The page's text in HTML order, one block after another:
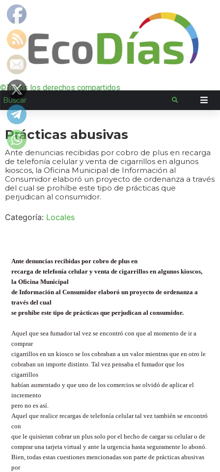
©Todos los derechos compartidos
Prácticas abusivas
Ante denuncias recibidas por cobro de plus en recarga
de telefonía celular y venta de cigarrillos en algunos
kioscos, la Oficina Municipal de Información al
Consumidor elaboró un proyecto de ordenanza a través
del cual se prohíbe este tipo de prácticas que
perjudican al consumidor.
Categoría: Locales
Ante denuncias recibidas por cobro de plus en
recarga de telefonía celular y venta de cigarrillos en algunos kioscos,
la Oficina Municipal
de Información al Consumidor elaboró un proyecto de ordenanza a
través del cual
se prohíbe este tipo de prácticas que perjudican al consumidor.
Aquel que sea fumador tal vez se encontró con que al momento de ir a
comprar
cigarrillos en un kiosco se los cobraban a un valor mientras que en otro le
cobraban un importe distinto. Tal vez pensaba el fumador que los
cigarrillos
habían aumentado y que uno de los comercios se olvidó de aplicar el
incremento
pero no es así.
Aquel que realice recargas de telefonía celular tal vez también se encontró
con
que le quisieran cobrar un plus solo por el hecho de cargar su celular o de
comprar una tarjeta virtual y ante la urgencia hasta seguramente lo abonó.
Bien, todas estas cuestiones mencionadas son parte de prácticas abusivas
por